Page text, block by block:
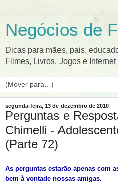
Negócios de
Dicas para mães, pais,
Filmes, Livros, Jogos e Internet
segunda-feira, 13 de dezembro de 2010
Perguntas e
Chimelli -
(Parte 72)
As perguntas estarão apenas com
bem à vontade nossas amigas.